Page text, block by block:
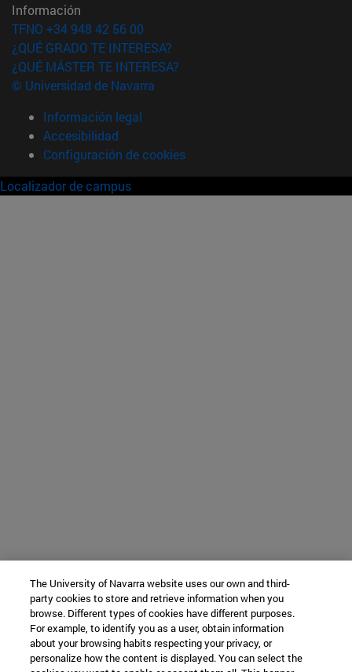
Información
TFNO +34 948 42 56 00
¿QUÉ GRADO TE INTERESA?
¿QUÉ MÁSTER TE INTERESA?
© Universidad de Navarra
Información legal
Accesibilidad
Configuración de cookies
Localizador de campus
The University of Navarra website uses our own and third-
party cookies to store and retrieve information when you
browse. Different types of cookies have different purposes.
For example, to identify you as a user, obtain information
about your browsing habits respecting your privacy, or
personalize how the content is displayed. You can select the